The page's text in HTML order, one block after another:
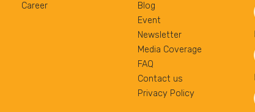
Career
Blog
Event
Newsletter
Media Coverage
FAQ
Contact us
Privacy Policy